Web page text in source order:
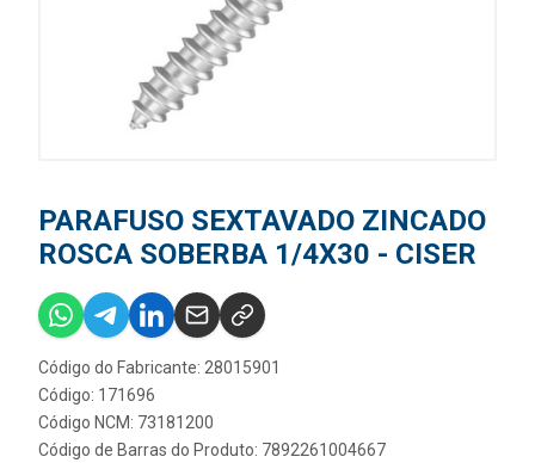
PARAFUSO SEXTAVADO ZINCADO
ROSCA SOBERBA 1/4X30 - CISER
Código do Fabricante: 28015901
Código: 171696
Código NCM: 73181200
Código de Barras do Produto: 7892261004667